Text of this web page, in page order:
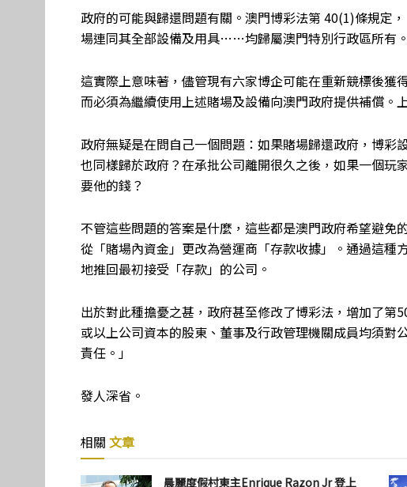
政府的可能與歸還問題有關。澳門博彩法第 40(1)條規
場連同其全部設備及用具……均歸屬澳門特別行政區所有。
這實際上意味著，儘管現有六家博企可能在重新競標後獲
而必須為繼續使用上述賭場及設備向澳門政府提供補償。
政府無疑是在問自己一個問題：如果賭場歸還政府，博彩
也同樣歸於政府？在承批公司離開很久之後，如果一個玩
要他的錢？
不管這些問題的答案是什麼，這些都是澳門政府希望避免
從「賭場內資金」更改為營運商「存款收據」。通過這種
地推回最初接受「存款」的公司。
出於對此種擔憂之甚，政府甚至修改了博彩法，增加了
或以上公司資本的股東、董事及行政管理機關成員均須對
責任。」
發人深省。
相關 文章
晨麗度假村東主Enrique Razon Jr 登上